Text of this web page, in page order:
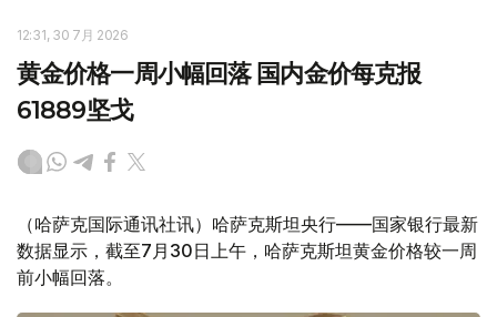
12:31, 30 7月 2026
黄金价格一周小幅回落 国内金价每克报
61889坚戈
（哈萨克国际通讯社讯）哈萨克斯坦央行——国家银行最新
数据显示，截至7月30日上午，哈萨克斯坦黄金价格较一周
前小幅回落。